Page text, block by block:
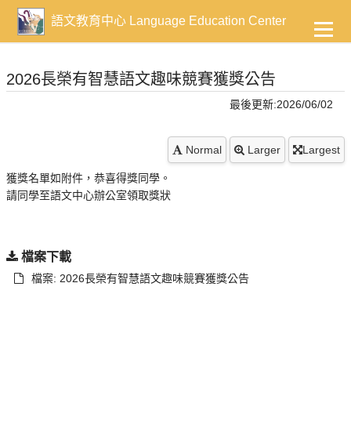
主
要
語文教育中心 Language Education Center
2026長榮有智慧語文趣味競賽獲獎公告
最後更新:2026/06/02
Normal Larger Largest
獲獎名單如附件，恭喜得獎同學。
請同學至語文中心辦公室領取獎狀
檔案下載
檔案: 2026長榮有智慧語文趣味競賽獲獎公告